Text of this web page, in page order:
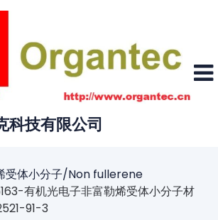
科技有限公司
受体小分子/Non fullerene
有机光电子非富勒烯受体小分子材
91-3